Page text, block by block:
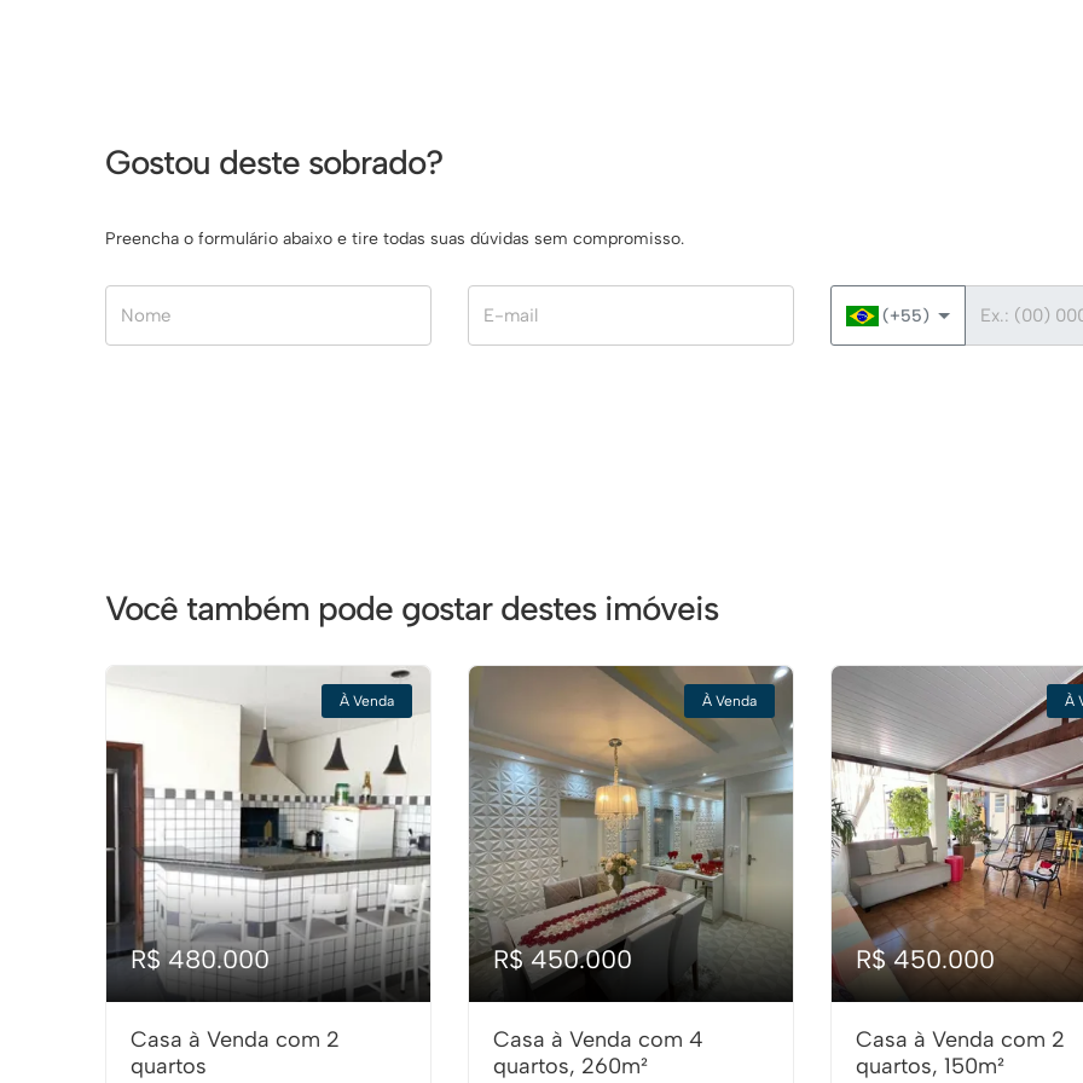
Gostou deste sobrado?
Preencha o formulário abaixo e tire todas suas dúvidas sem compromisso.
(+55)
Você também pode gostar destes imóveis
À Venda
R$ 480.000
Casa à Venda com 2
quartos
À Venda
R$ 450.000
Casa à Venda com 4
quartos, 260m²
À
R$ 450.000
Casa à Venda com 2
quartos, 150m²